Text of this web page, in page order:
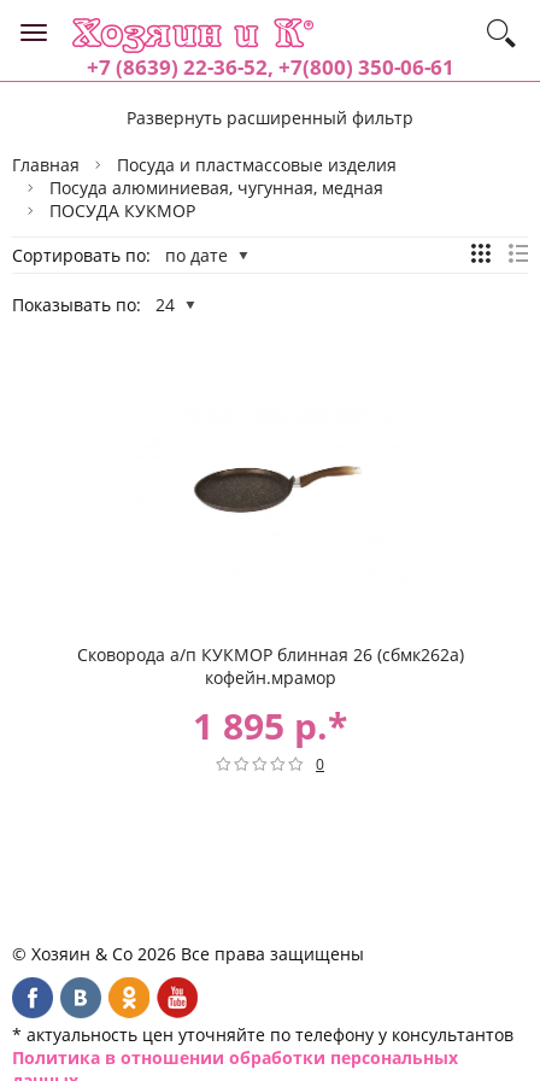
+7 (8639) 22-36-52, +7(800) 350-06-61
Развернуть расширенный фильтр
Главная
Посуда и пластмассовые изделия
Посуда алюминиевая, чугунная, медная
ПОСУДА КУКМОР
Сортировать по: по дате
Показывать по: 24
Сковорода а/п КУКМОР блинная 26 (сбмк262а)
кофейн.мрамор
1 895 р.*
0
© Хозяин & Co 2026 Все права защищены
* актуальность цен уточняйте по телефону у консультантов
Политика в отношении обработки персональных